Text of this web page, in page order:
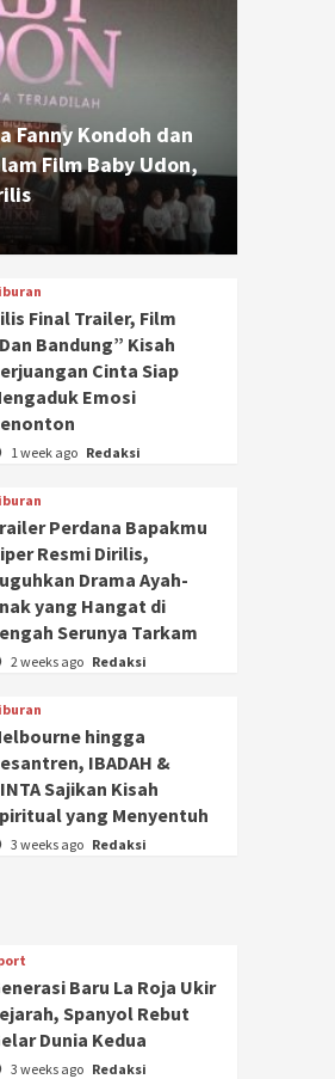
Fanny Kondoh dan
Film Baby Udon,
Final Trailer, Film
Bandung” Kisah
Cinta Siap
Emosi
1 week ago Redaksi
Perdana Bapakmu
Resmi Dirilis,
Drama Ayah-
yang Hangat di
Serunya Tarkam
2 weeks ago Redaksi
hingga
IBADAH &
Sajikan Kisah
yang Menyentuh
3 weeks ago Redaksi
Baru La Roja Ukir
Spanyol Rebut
Dunia Kedua
3 weeks ago Redaksi